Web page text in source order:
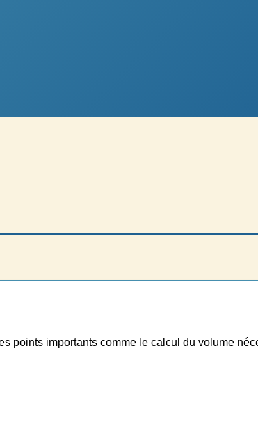
points importants comme le calcul du volume